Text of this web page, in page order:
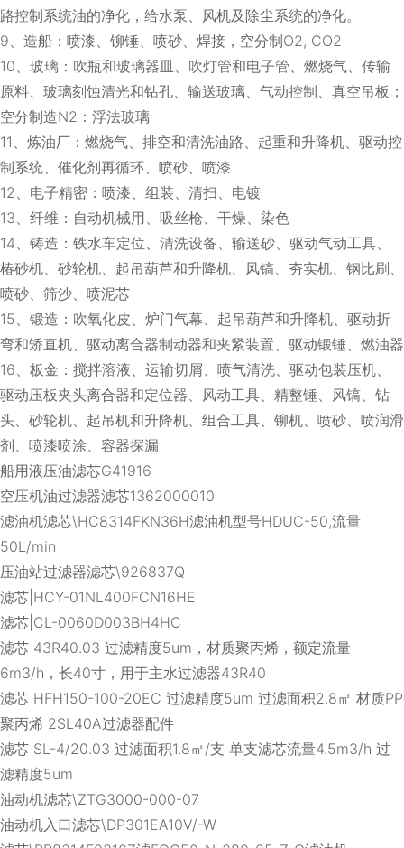
路控制系统油的净化，给水泵、风机及除尘系统的净化。
9、造船：喷漆、铆锤、喷砂、焊接，空分制O2, CO2
10、玻璃：吹瓶和玻璃器皿、吹灯管和电子管、燃烧气、传输
原料、玻璃刻蚀清光和钻孔、输送玻璃、气动控制、真空吊板；
空分制造N2：浮法玻璃
11、炼油厂：燃烧气、排空和清洗油路、起重和升降机、驱动控
制系统、催化剂再循环、喷砂、喷漆
12、电子精密：喷漆、组装、清扫、电镀
13、纤维：自动机械用、吸丝枪、干燥、染色
14、铸造：铁水车定位、清洗设备、输送砂、驱动气动工具、
椿砂机、砂轮机、起吊葫芦和升降机、风镐、夯实机、钢比刷、
喷砂、筛沙、喷泥芯
15、锻造：吹氧化皮、炉门气幕、起吊葫芦和升降机、驱动折
弯和矫直机、驱动离合器制动器和夹紧装置、驱动锻锤、燃油器
16、板金：搅拌溶液、运输切屑、喷气清洗、驱动包装压机、
驱动压板夹头离合器和定位器、风动工具、精整锤、风镐、钻
头、砂轮机、起吊机和升降机、组合工具、铆机、喷砂、喷润滑
剂、喷漆喷涂、容器探漏
船用液压油滤芯G41916
空压机油过滤器滤芯1362000010
滤油机滤芯\HC8314FKN36H滤油机型号HDUC-50,流量
50L/min
压油站过滤器滤芯\926837Q
滤芯|HCY-01NL400FCN16HE
滤芯|CL-0060D003BH4HC
滤芯 43R40.03 过滤精度5um，材质聚丙烯，额定流量
6m3/h，长40寸，用于主水过滤器43R40
滤芯 HFH150-100-20EC 过滤精度5um 过滤面积2.8㎡ 材质PP
聚丙烯 2SL40A过滤器配件
滤芯 SL-4/20.03 过滤面积1.8㎡/支 单支滤芯流量4.5m3/h 过
滤精度5um
油动机滤芯\ZTG3000-000-07
油动机入口滤芯\DP301EA10V/-W